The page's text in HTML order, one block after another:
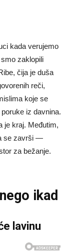
kada verujemo
zaklopili
čija je duša
reči,
koje se
iz davnina.
je kraj. Međutim,
se završi —
za bežanje.
ikad
lavinu